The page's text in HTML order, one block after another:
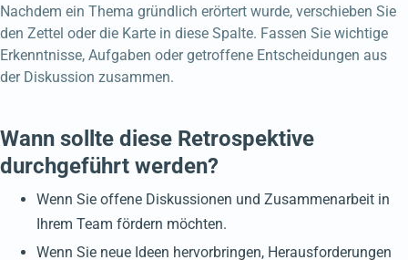
Nachdem ein Thema gründlich erörtert wurde, verschieben Sie
den Zettel oder die Karte in diese Spalte. Fassen Sie wichtige
Erkenntnisse, Aufgaben oder getroffene Entscheidungen aus
der Diskussion zusammen.
Wann sollte diese Retrospektive
durchgeführt werden?
Wenn Sie offene Diskussionen und Zusammenarbeit in
Ihrem Team fördern möchten.
Wenn Sie neue Ideen hervorbringen, Herausforderungen